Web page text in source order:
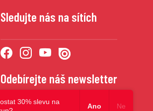
Sledujte nás na sítích
Odebírejte náš newsletter
30% slevu na
Ano Ne